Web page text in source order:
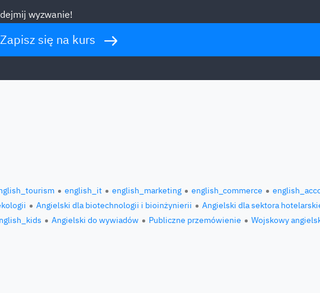
wyzwanie!
Zapisz się na kurs
english_it english_marketing english_commerce
Angielski dla biotechnologii i bioinżynierii
Angielski dla sektora
Angielski do wywiadów Publiczne przemówienie
Wojskowy